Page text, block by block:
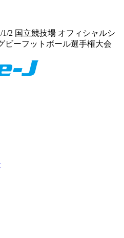
1/2 国立競技場 オフィシャルシ
ビーフットボール選手権大会